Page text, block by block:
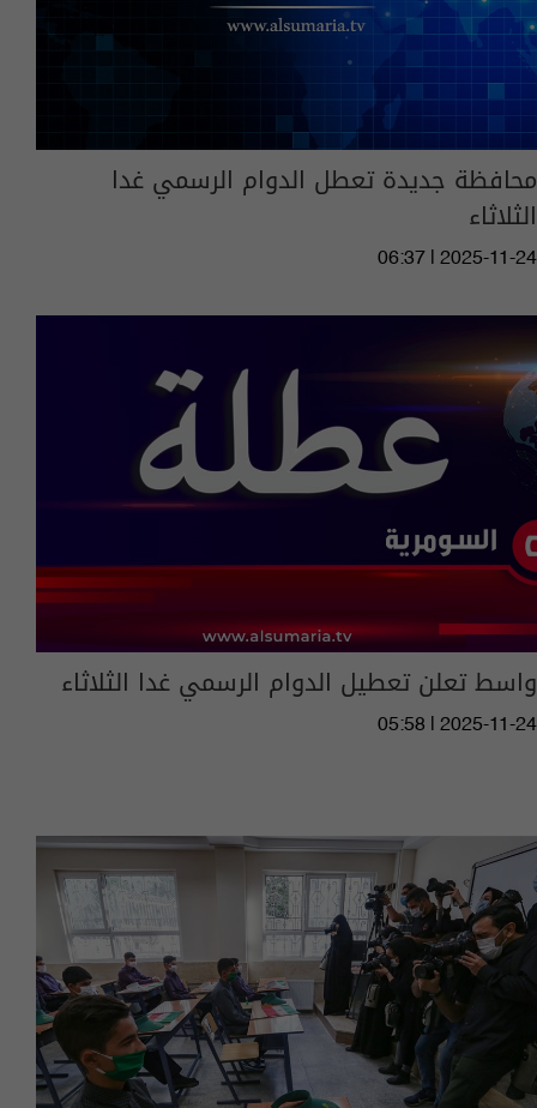
محافظة جديدة تعطل الدوام الرسمي غدا
الثلاثاء
06:37 | 2025-11-24
واسط تعلن تعطيل الدوام الرسمي غدا الثلاثاء
05:58 | 2025-11-24